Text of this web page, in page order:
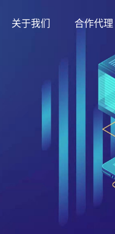
关于我们 合作代理